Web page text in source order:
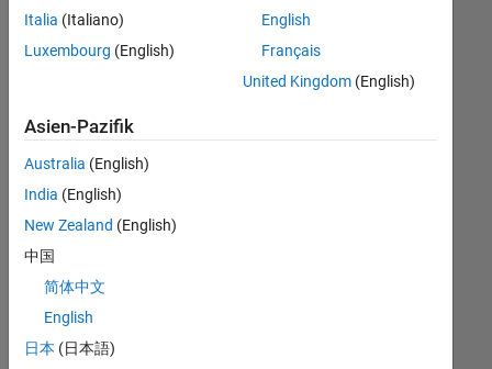
alle
Stellenangebote
anzeigen .
noch
keine
offenen
Stellen
können,
die
Ihren
entsprechen,
Italia (Italiano)
Luxembourg (English)
English
Français
United Kingdom(English)
Asien-Pazifik
Australia (English)
India (English)
New Zealand (English)
中国
简体中文
English
日本 (日本語)